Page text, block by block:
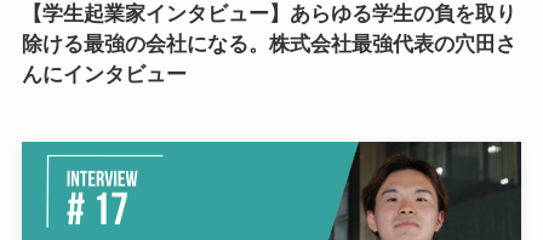
【学生起業家インタビュー】あらゆる学生の負を取り
除ける最強の会社になる。株式会社最強代表の穴田さ
んにインタビュー